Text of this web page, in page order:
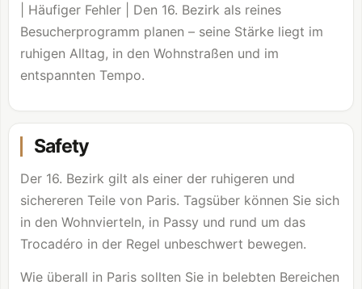
| Häufiger Fehler | Den 16. Bezirk als reines
Besucherprogramm planen – seine Stärke liegt im
ruhigen Alltag, in den Wohnstraßen und im
entspannten Tempo.
Safety
Der 16. Bezirk gilt als einer der ruhigeren und
sichereren Teile von Paris. Tagsüber können Sie sich
in den Wohnvierteln, in Passy und rund um das
Trocadéro in der Regel unbeschwert bewegen.
Wie überall in Paris sollten Sie in belebten Bereichen